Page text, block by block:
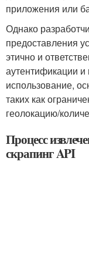
приложения или
Однако
предоставления
этично и
аутентификации и
использование,
таких как
геолокацию/
Процесс
скрапинг API